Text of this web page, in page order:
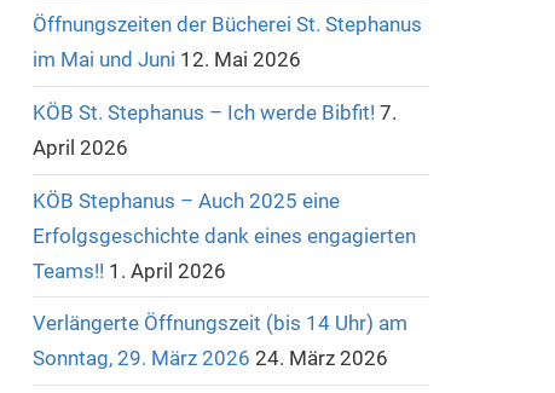
Öffnungszeiten der Bücherei St. Stephanus
im Mai und Juni 12. Mai 2026
KÖB St. Stephanus – Ich werde Bibfit! 7.
April 2026
KÖB Stephanus – Auch 2025 eine
Erfolgsgeschichte dank eines engagierten
Teams!! 1. April 2026
Verlängerte Öffnungszeit (bis 14 Uhr) am
Sonntag, 29. März 2026 24. März 2026